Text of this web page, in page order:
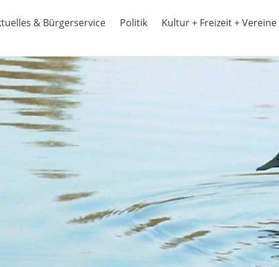
& Bürgerservice Politik Kultur + Freizeit + Vereine